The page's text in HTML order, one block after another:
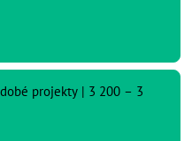
projekty | 3 200 – 3